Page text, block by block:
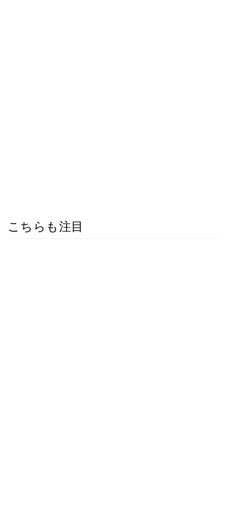
こちらも注目